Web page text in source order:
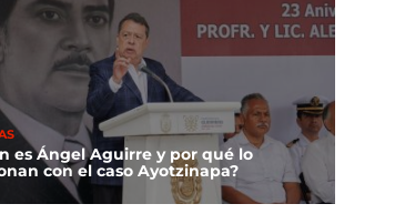
es Ángel Aguirre y por qué lo
con el caso Ayotzinapa?